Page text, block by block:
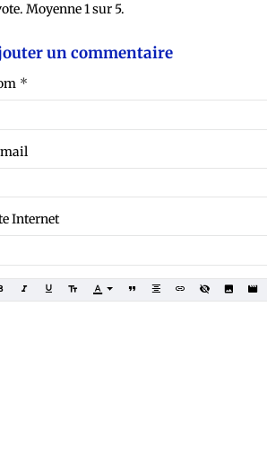
Moyenne1sur 5.
un commentaire
Internet